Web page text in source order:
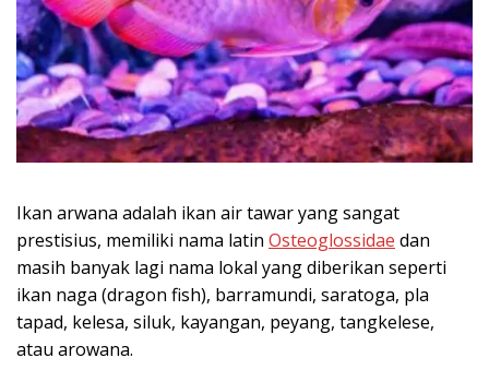
Ikan arwana adalah ikan air tawar yang sangat
prestisius, memiliki nama latin Osteoglossidae dan
masih banyak lagi nama lokal yang diberikan seperti
ikan naga (dragon fish), barramundi, saratoga, pla
tapad, kelesa, siluk, kayangan, peyang, tangkelese,
atau arowana.